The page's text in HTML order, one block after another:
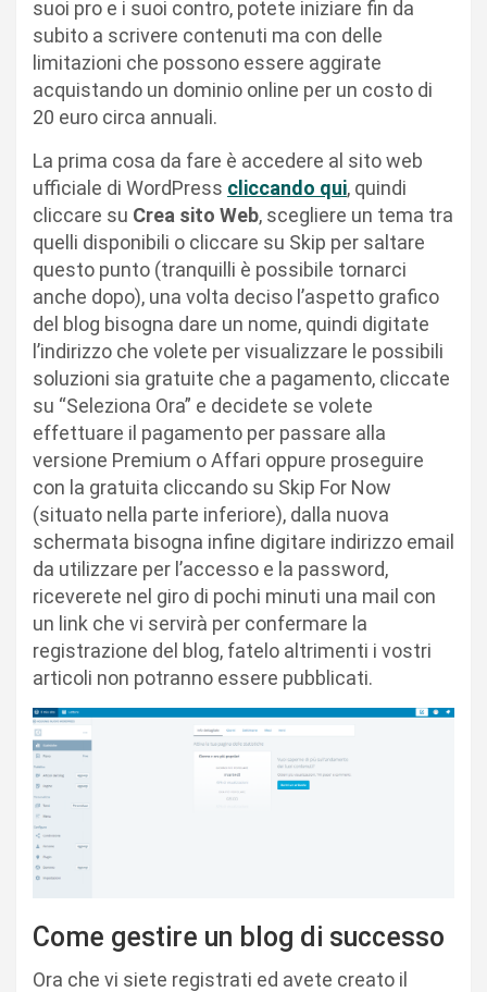
suoi pro e i suoi contro, potete iniziare fin da
subito a scrivere contenuti ma con delle
limitazioni che possono essere aggirate
acquistando un dominio online per un costo di
20 euro circa annuali.
La prima cosa da fare è accedere al sito web
ufficiale di WordPress cliccando qui, quindi
cliccare su Crea sito Web, scegliere un tema tra
quelli disponibili o cliccare su Skip per saltare
questo punto (tranquilli è possibile tornarci
anche dopo), una volta deciso l’aspetto grafico
del blog bisogna dare un nome, quindi digitate
l’indirizzo che volete per visualizzare le possibili
soluzioni sia gratuite che a pagamento, cliccate
su “Seleziona Ora” e decidete se volete
effettuare il pagamento per passare alla
versione Premium o Affari oppure proseguire
con la gratuita cliccando su Skip For Now
(situato nella parte inferiore), dalla nuova
schermata bisogna infine digitare indirizzo email
da utilizzare per l’accesso e la password,
riceverete nel giro di pochi minuti una mail con
un link che vi servirà per confermare la
registrazione del blog, fatelo altrimenti i vostri
articoli non potranno essere pubblicati.
Come gestire un blog di successo
Ora che vi siete registrati ed avete creato il